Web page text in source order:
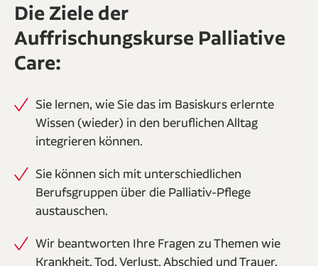
Die Ziele der
Auffrischungskurse Palliative
Care:
Sie lernen, wie Sie das im Basiskurs erlernte
Wissen (wieder) in den beruflichen Alltag
integrieren können.
Sie können sich mit unterschiedlichen
Berufsgruppen über die Palliativ-Pflege
austauschen.
Wir beantworten Ihre Fragen zu Themen wie
Krankheit, Tod, Verlust, Abschied und Trauer.